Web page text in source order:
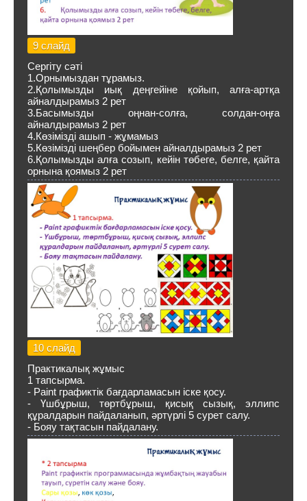
9 слайд
Сергіту сәті
1.Орнымыздан тұрамыз.
2.Қолымызды иық деңгейіне қойып, алға-артқа
айналдырамыз 2 рет
3.Басымызды оңнан-солға, солдан-оңға
айналдырамыз 2 рет
4.Көзімізді ашып - жұмамыз
5.Көзімізді шеңбер бойымен айналдырамыз 2 рет
6.Қолымызды алға созып, кейін төбеге, белге, қайта
орнына қоямыз 2 рет
10 слайд
Практикалық жұмыс
1 тапсырма.
- Paint графиктік бағдарламасын іске қосу.
- Үшбұрыш, төртбұрыш, қисық сызық, эллипс
құралдарын пайдаланып, әртүрлі 5 сурет салу.
- Бояу тақтасын пайдалану.